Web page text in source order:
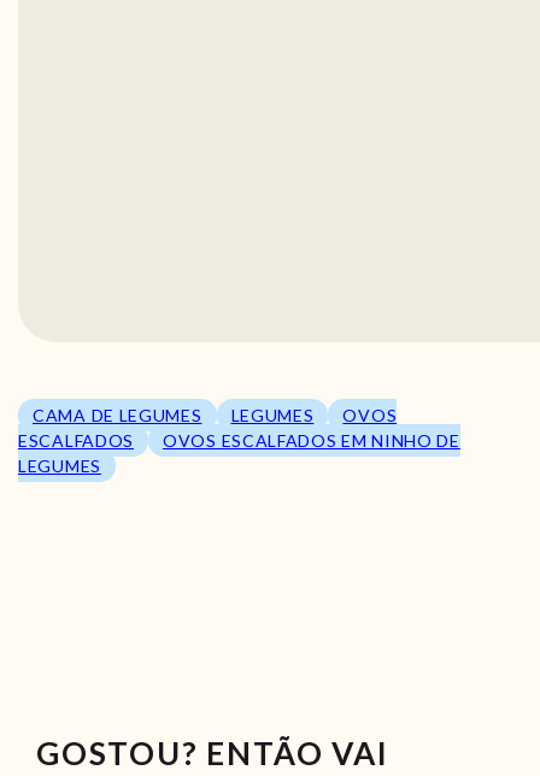
CAMA DE LEGUMES LEGUMES
OVOS
ESCALFADOS
OVOS ESCALFADOS EM NINHO DE
LEGUMES
GOSTOU? ENTÃO VAI